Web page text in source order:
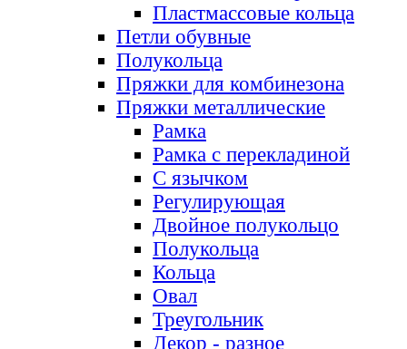
Пластмассовые кольца
Петли обувные
Полукольца
Пряжки для комбинезона
Пряжки металлические
Рамка
Рамка с перекладиной
С язычком
Регулирующая
Двойное полукольцо
Полукольца
Кольца
Овал
Треугольник
Декор - разное